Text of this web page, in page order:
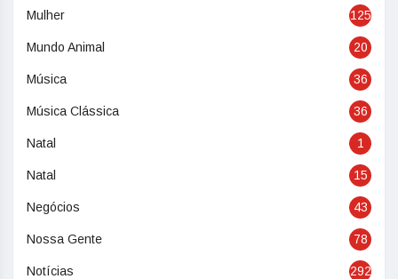
Mulher 125
Mundo Animal 20
Música 36
Música Clássica 36
Natal 1
Natal 15
Negócios 43
Nossa Gente 78
Notícias 292